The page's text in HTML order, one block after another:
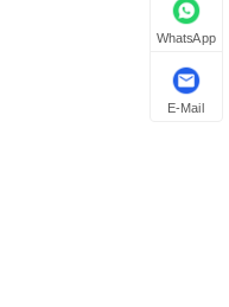
WhatsApp
E-Mail